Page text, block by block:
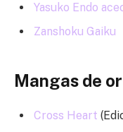
Yasuko Endo
Zanshoku Gaiku
Mangas de
Cross Heart